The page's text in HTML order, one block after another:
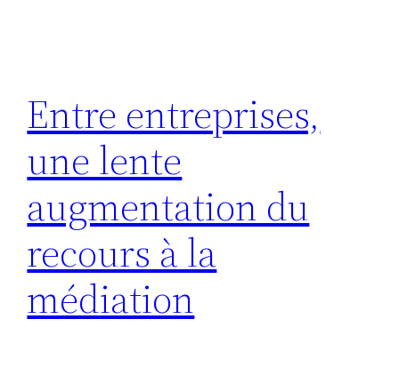
Entre entreprises,
une lente
augmentation du
recours à la
médiation